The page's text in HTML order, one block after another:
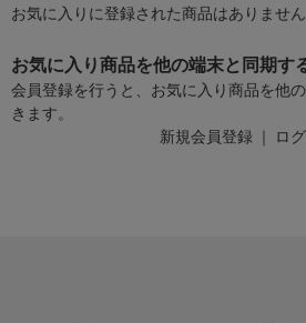
お気に入りに登録された商品はありません
お気に入り商品を他の端末と同期す
会員登録を行うと、お気に入り商品を他
きます。
新規会員登録 ｜ ロ